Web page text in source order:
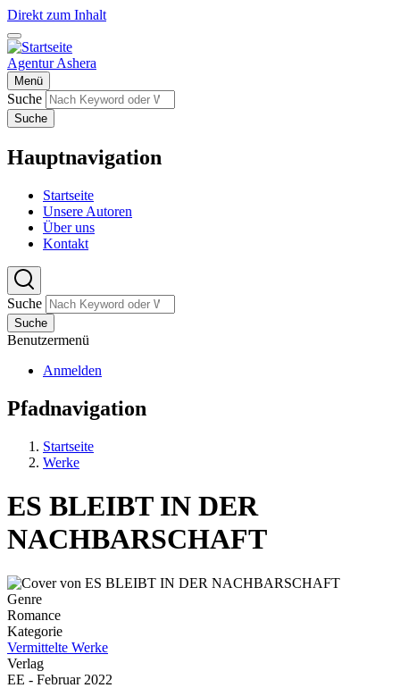
Direkt zum Inhalt
Agentur Ashera
Menü
Suche
Suche
Hauptnavigation
Startseite
Unsere Autoren
Über uns
Kontakt
Suche
Suche
Benutzermenü
Anmelden
Pfadnavigation
Startseite
Werke
ES BLEIBT IN DER
NACHBARSCHAFT
Genre
Romance
Kategorie
Vermittelte Werke
Verlag
EE - Februar 2022